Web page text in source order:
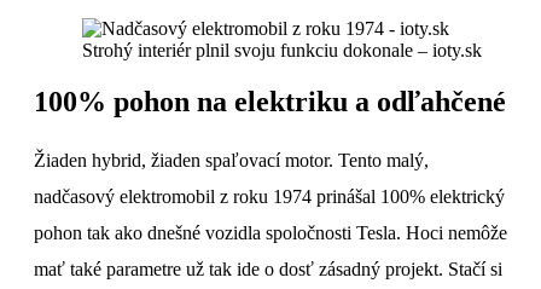
Strohý interiér plnil svoju funkciu dokonale – ioty.sk
100% pohon na elektriku a odľahčené
Žiaden hybrid, žiaden spaľovací motor. Tento malý,
nadčasový elektromobil z roku 1974 prinášal 100% elektrický
pohon tak ako dnešné vozidla spoločnosti Tesla. Hoci nemôže
mať také parametre už tak ide o dosť zásadný projekt. Stačí si